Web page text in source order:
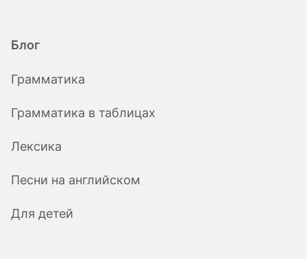
Блог
Грамматика
Грамматика в таблицах
Лексика
Песни на английском
Для детей